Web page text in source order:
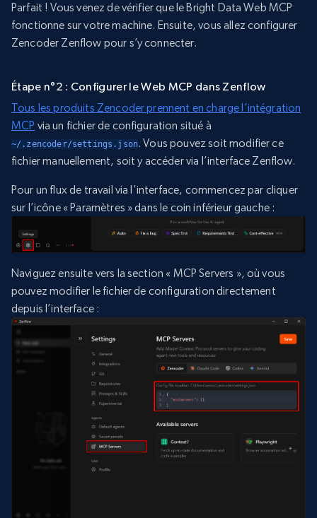
Parfait ! Vous venez de vérifier que le Bright Data Web MCP
fonctionne sur votre machine. Ensuite, vous allez configurer
Zencoder Zenflow pour s’y connecter.
Étape n°2 : Configurer le Web MCP dans Zenflow
Tous les produits Zencoder prennent en charge l’intégration
MCP via un fichier de configuration situé à
~/.zencoder/settings.json. Vous pouvez soit modifier ce
fichier manuellement, soit y accéder via l’interface Zenflow.
Pour un flux de travail via l’interface, commencez par cliquer
sur l’icône « Paramètres » dans le coin inférieur gauche :
Naviguez ensuite vers la section « MCP Servers », où vous
pouvez modifier le fichier de configuration directement
depuis l’interface :